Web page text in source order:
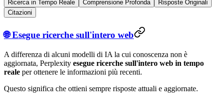
Ricerca in Tempo Reale Comprensione Profonda
Risposte Originali
Citazioni
🌐 Esegue ricerche sull'intero web
A differenza di alcuni modelli di IA la cui conoscenza non è
aggiornata, Perplexity esegue ricerche sull'intero web in tempo
reale per ottenere le informazioni più recenti.
Questo significa che ottieni sempre risposte attuali e aggiornate.